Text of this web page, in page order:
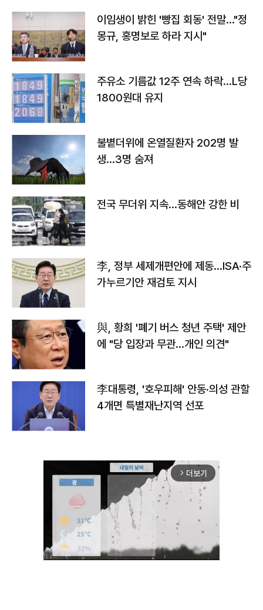
이임생이 밝힌 '빵집 회동' 전말…"정
몽규, 홍명보로 하라 지시"
주유소 기름값 12주 연속 하락…L당
1800원대 유지
불볕더위에 온열질환자 202명 발
생…3명 숨져
전국 무더위 지속…동해안 강한 비
李, 정부 세제개편안에 제동…ISA·주
가누르기안 재검토 지시
與, 황희 '폐기 버스 청년 주택' 제안
에 "당 입장과 무관…개인 의견"
李대통령, '호우피해' 안동·의성 관할
4개면 특별재난지역 선포
arrow_forward_ios 더보기